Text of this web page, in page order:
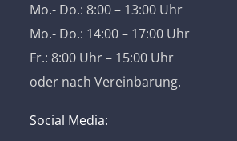
Mo.- Do.: 8:00 – 13:00 Uhr
Mo.- Do.: 14:00 – 17:00 Uhr
Fr.: 8:00 Uhr – 15:00 Uhr
oder nach Vereinbarung.
Social Media: